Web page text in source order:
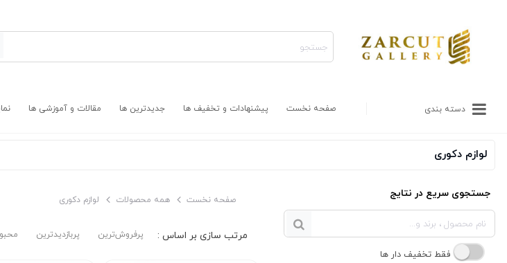
دسته بندی صفحه نخست پیشنهادات و تخفیف ها جدیدترین ها مقالات و آموزشی ها
لوازم دکوری
جستجوی سریع در نتایج صفحه نخست همه محصولات لوازم دکوری
پرفروش‌ترین‌ پربازدیدترین